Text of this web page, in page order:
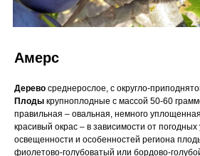
Амерс
Дерево среднерослое, с округло-
Плоды крупноплодные с массой 50-60
правильная – овальная, немного
красивый окрас – в зависимости от погодных
освещенности и особенностей региона
фиолетово-голубоватый или бордово-